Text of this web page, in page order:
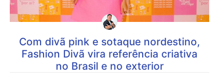
Com divã pink e sotaque nordestino,
Fashion Divã vira referência criativa
no Brasil e no exterior